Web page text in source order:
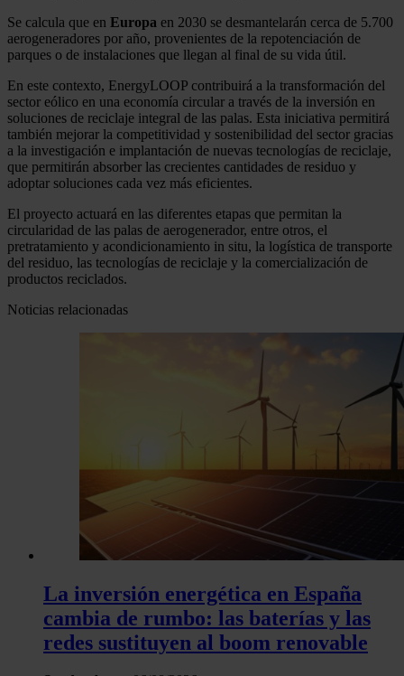
Se calcula que en Europa en 2030 se desmantelarán cerca de 5.700
aerogeneradores por año, provenientes de la repotenciación de
parques o de instalaciones que llegan al final de su vida útil.
En este contexto, EnergyLOOP contribuirá a la transformación del
sector eólico en una economía circular a través de la inversión en
soluciones de reciclaje integral de las palas. Esta iniciativa permitirá
también mejorar la competitividad y sostenibilidad del sector gracias
a la investigación e implantación de nuevas tecnologías de reciclaje,
que permitirán absorber las crecientes cantidades de residuo y
adoptar soluciones cada vez más eficientes.
El proyecto actuará en las diferentes etapas que permitan la
circularidad de las palas de aerogenerador, entre otros, el
pretratamiento y acondicionamiento in situ, la logística de transporte
del residuo, las tecnologías de reciclaje y la comercialización de
productos reciclados.
Noticias relacionadas
La inversión energética en España
cambia de rumbo: las baterías y las
redes sustituyen al boom renovable